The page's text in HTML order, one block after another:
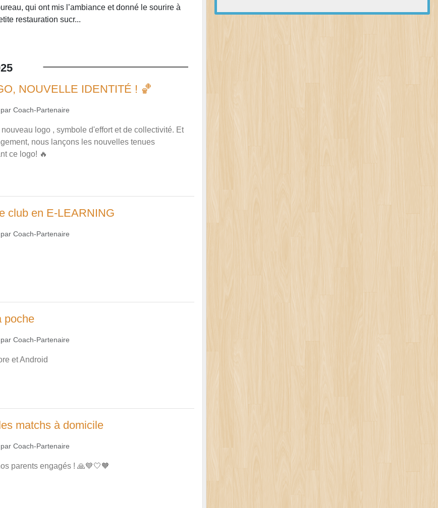
qui ont mis l’ambiance et donné le sourire à
restauration sucr...
NOUVELLE IDENTITÉ ! 🏀
par Coach-Partenaire
logo , symbole d'effort et de collectivité. Et
nous lançons les nouvelles tenues
ce logo! 🔥
club en E-LEARNING
par Coach-Partenaire
poche
par Coach-Partenaire
et Android
matchs à domicile
par Coach-Partenaire
parents engagés ! 🙏💙🤍🧡